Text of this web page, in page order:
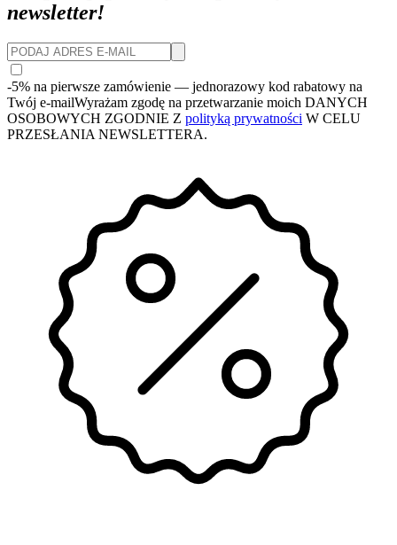
newsletter!
-5% na pierwsze zamówienie — jednorazowy kod rabatowy na
Twój e-mailWyrażam zgodę na przetwarzanie moich DANYCH
OSOBOWYCH ZGODNIE Z polityką prywatności W CELU
PRZESŁANIA NEWSLETTERA.